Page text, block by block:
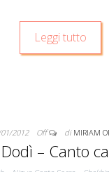
Leggi tutto
2012 Off di MIRIAM
– Canto